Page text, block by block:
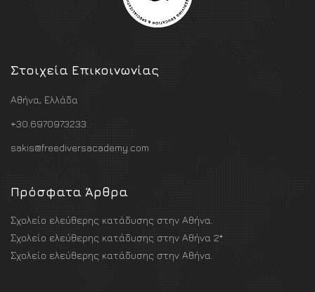
Στοιχεία Επικοινωνίας
Αθήνα, Ελλάδα
+30.6970973233
sakis@freediversacademy.com
Πρόσφατα Άρθρα
Σχολείο ελεύθερης κατάδυσης στην Αθήνα.
Σχολείο ελεύθερης κατάδυσης στην Αθήνα 2*
Σχολείο ελεύθερης κατάδυσης στην Αθήνα.